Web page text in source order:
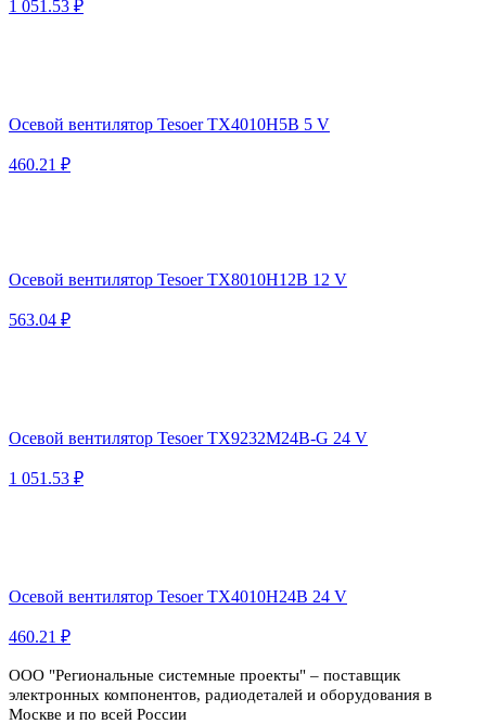
1 051.53 ₽
Осевой вентилятор Tesoer TX4010H5B 5 V
460.21 ₽
Осевой вентилятор Tesoer TX8010H12B 12 V
563.04 ₽
Осевой вентилятор Tesoer TX9232M24B-G 24 V
1 051.53 ₽
Осевой вентилятор Tesoer TX4010H24B 24 V
460.21 ₽
ООО "Региональные системные проекты" – поставщик
электронных компонентов, радиодеталей и оборудования в
Москве и по всей России